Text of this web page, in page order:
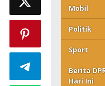
Mobil
Politik
Sport
Berita
Hari Ini